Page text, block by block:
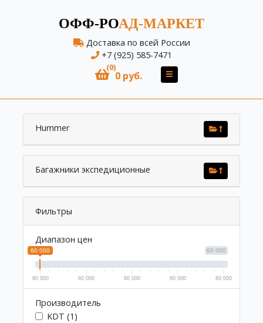
ОФФ-РОАД-МАРКЕТ
Доставка по всей России
+7 (925) 585-7471
(0)
0 руб.
Hummer
Багажники экспедиционные
Фильтры
Диапазон цен
60 000
60 000
60 000 60 000 60 000 60 000 60 000
Производитель
KDT (1)